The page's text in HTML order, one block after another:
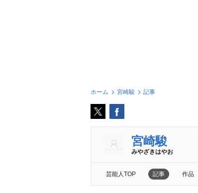
ホーム 宮崎駿 記事
宮崎駿
みやざきはやお
芸能人TOP 記事 作品